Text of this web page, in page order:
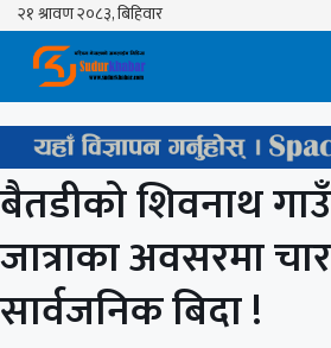
Skip
content
बैतडीको शिवनाथ
जात्राका अवसरमा
सार्वजनिक बिदा !